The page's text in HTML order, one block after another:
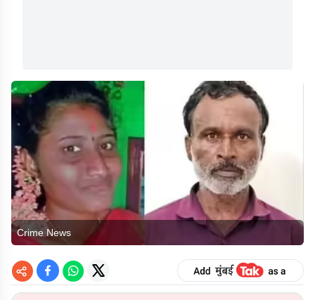
Crime News